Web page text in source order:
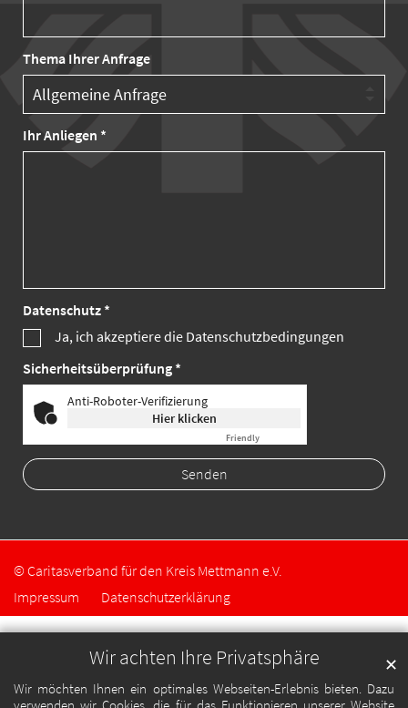
Wir achten Ihre Privatsphäre
Wir möchten Ihnen ein optimales Webseiten-Erlebnis bieten. Dazu
✕
Thema Ihrer Anfrage
Ihr Anliegen *
Datenschutz *
Ja, ich akzeptiere die Datenschutzbedingungen
Sicherheitsüberprüfung *
Anti-Roboter-Verifizierung
Hier klicken
Friendly
© Caritasverband für den Kreis Mettmann e.V.
Impressum
Datenschutzerklärung